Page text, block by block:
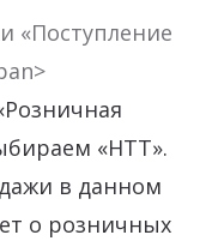
«Поступление
«НТТ».
в данном
о розничных